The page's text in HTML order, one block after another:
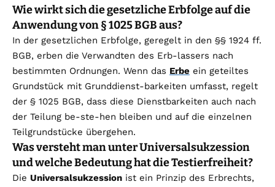
Wie wirkt sich die gesetzliche Erbfolge auf die
Anwendung von § 1025 BGB aus?
In der gesetzlichen Erbfolge, geregelt in den §§ 1924 ff.
BGB, erben die Verwandten des Erb-lassers nach
bestimmten Ordnungen. Wenn das Erbe ein geteiltes
Grundstück mit Grunddienst-barkeiten umfasst, regelt
der § 1025 BGB, dass diese Dienstbarkeiten auch nach
der Teilung be-ste-hen bleiben und auf die einzelnen
Teilgrundstücke übergehen.
Was versteht man unter Universalsukzession
und welche Bedeutung hat die Testierfreiheit?
Die Universalsukzession ist ein Prinzip des Erbrechts,